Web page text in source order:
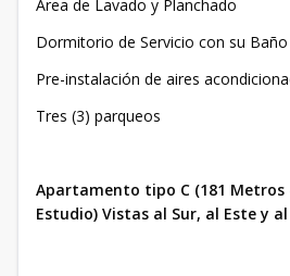
Área de Lavado y Planchado
Dormitorio de Servicio con su Baño
Pre-instalación de aires
Tres (3) parqueos
Apartamento tipo C (181 Metros
Estudio) Vistas al Sur, al Este y